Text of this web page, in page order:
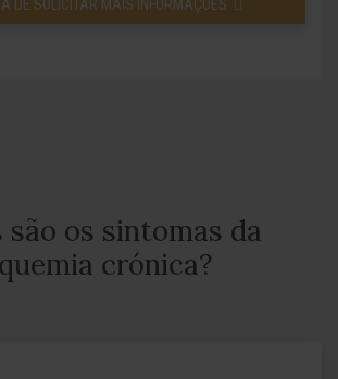
DE SOLICITAR MAIS INFORMAÇÕES
são os sintomas da
crónica?